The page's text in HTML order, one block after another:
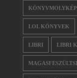
LOL KÖNYVEK
LIBRI LIBRI